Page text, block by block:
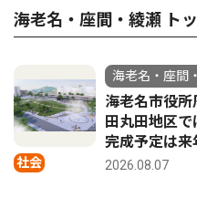
海老名・座間・綾瀬 ト
社会
海老名・座間
海老名市役
田丸田地区
完成予定は来
2026.08.07